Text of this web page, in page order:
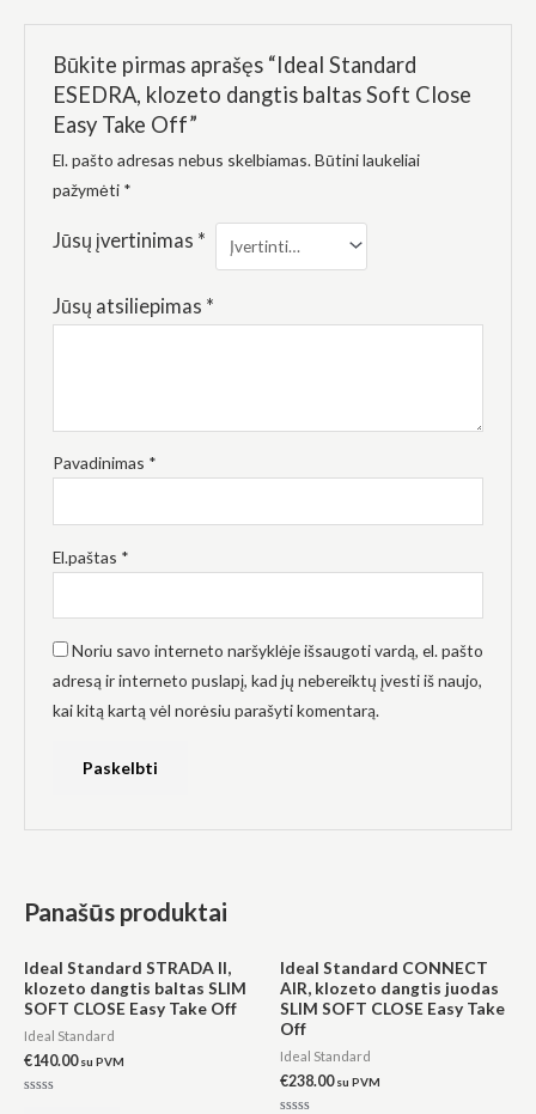
Būkite pirmas aprašęs “Ideal Standard
ESEDRA, klozeto dangtis baltas Soft Close
Easy Take Off”
El. pašto adresas nebus skelbiamas. Būtini laukeliai
pažymėti *
Jūsų įvertinimas *
Jūsų atsiliepimas *
Pavadinimas *
El.paštas *
Noriu savo interneto naršyklėje išsaugoti vardą, el. pašto
adresą ir interneto puslapį, kad jų nebereiktų įvesti iš naujo,
kai kitą kartą vėl norėsiu parašyti komentarą.
Panašūs produktai
Ideal Standard STRADA II,
klozeto dangtis baltas SLIM
SOFT CLOSE Easy Take Off
Ideal Standard
€140.00 su PVM
Ideal Standard CONNECT
AIR, klozeto dangtis juodas
SLIM SOFT CLOSE Easy Take
Off
Ideal Standard
€238.00 su PVM
svetainėje,
galimybę
pamatyti
suasmenintą
turinį ir
pasiūlymus.